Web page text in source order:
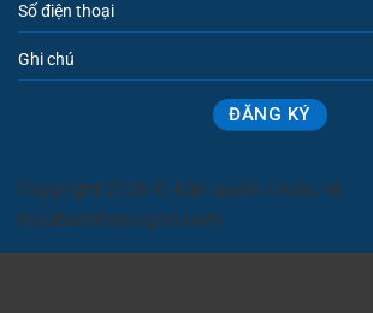
Copyright 2026 © Bản quyền thuộc về
muabannhasaigon.com